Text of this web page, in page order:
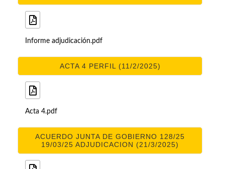
Informe adjudicación.pdf
ACTA 4 PERFIL (11/2/2025)
Acta 4.pdf
ACUERDO JUNTA DE GOBIERNO 128/25
19/03/25 ADJUDICACION (21/3/2025)